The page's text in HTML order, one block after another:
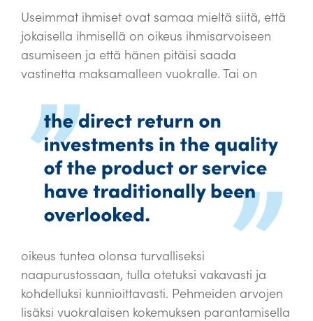
Useimmat ihmiset ovat samaa mieltä siitä, että
jokaisella ihmisellä on oikeus ihmisarvoiseen
asumiseen ja että hänen pitäisi saada
vastinetta maksamalleen vuokralle. Tai on
oikeus tuntea olonsa turvalliseksi
naapurustossaan, tulla otetuksi vakavasti ja
kohdelluksi kunnioittavasti. Pehmeiden arvojen
lisäksi vuokralaisen kokemuksen parantamisella